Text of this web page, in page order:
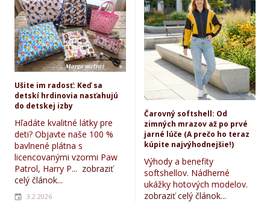
Ušite im radosť: Keď sa
detskí hrdinovia nasťahujú
do detskej izby
Hľadáte kvalitné látky pre
deti? Objavte naše 100 %
bavlnené plátna s
licencovanými vzormi Paw
Patrol, Harry P... zobraziť
celý článok...
3.2.2026
Čarovný softshell: Od
zimných mrazov až po prvé
jarné lúče (A prečo ho teraz
kúpite najvýhodnejšie!)
Výhody a benefity
softshellov. Nádherné
ukážky hotových modelov.
zobraziť celý článok...